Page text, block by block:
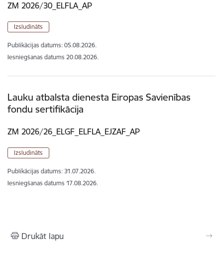
ZM 2026/30_ELFLA_AP
Izsludināts
Publikācijas datums: 05.08.2026.
Iesniegšanas datums 20.08.2026.
Lauku atbalsta dienesta Eiropas Savienības
fondu sertifikācija
ZM 2026/26_ELGF_ELFLA_EJZAF_AP
Izsludināts
Publikācijas datums: 31.07.2026.
Iesniegšanas datums 17.08.2026.
Drukāt lapu